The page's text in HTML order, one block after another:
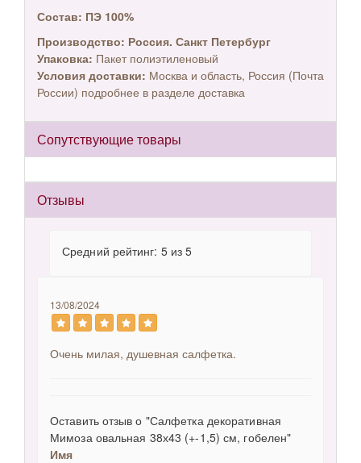
Состав: ПЭ 100%
Производство: Россия. Санкт Петербург
Упаковка: Пакет полиэтиленовый
Условия доставки: Москва и область, Россия (Почта
России) подробнее в разделе доставка
Сопутствующие товары
Отзывы
Средний рейтинг: 5 из 5
13/08/2024
Очень милая, душевная салфетка.
Оставить отзыв о "Салфетка декоративная
Мимоза овальная 38х43 (+-1,5) см, гобелен"
Имя